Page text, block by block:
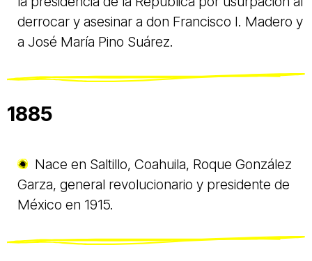
derrocar y asesinar a don Francisco I. Madero y
a José María Pino Suárez.
1885
Nace en Saltillo, Coahuila, Roque González
Garza, general revolucionario y presidente de
México en 1915.